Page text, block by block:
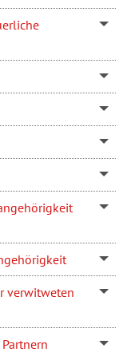
verwitweten